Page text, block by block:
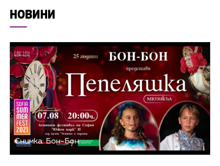
НОВИНИ
Снимка: Бон-Бон